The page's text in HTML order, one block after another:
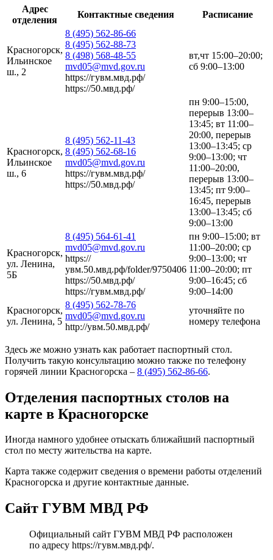
Адрес
отделения
Контактные сведения Расписание
Красногорск,
Ильинское
ш., 2
8 (495) 562-86-66
8 (495) 562-88-73
8 (498) 568-48-55
mvd05@mvd.gov.ru
https://гувм.мвд.рф/
https://50.мвд.рф/
вт,чт 15:00–20:00;
сб 9:00–13:00
Красногорск,
Ильинское
ш., 6
8 (495) 562-11-43
8 (495) 562-68-16
mvd05@mvd.gov.ru
https://гувм.мвд.рф/
https://50.мвд.рф/
пн 9:00–15:00,
перерыв 13:00–
13:45; вт 11:00–
20:00, перерыв
13:00–13:45; ср
9:00–13:00; чт
11:00–20:00,
перерыв 13:00–
13:45; пт 9:00–
16:45, перерыв
13:00–13:45; сб
9:00–13:00
Красногорск,
ул. Ленина,
5Б
8 (495) 564-61-41
mvd05@mvd.gov.ru
https://
увм.50.мвд.рф/folder/9750406
https://50.мвд.рф/
https://гувм.мвд.рф/
пн 9:00–15:00; вт
11:00–20:00; ср
9:00–13:00; чт
11:00–20:00; пт
9:00–16:45; сб
9:00–14:00
Красногорск,
ул. Ленина, 5
8 (495) 562-78-76
mvd05@mvd.gov.ru
http://увм.50.мвд.рф/
уточняйте по
номеру телефона
Здесь же можно узнать как работает паспортный стол.
Получить такую консультацию можно также по телефону
горячей линии Красногорска – 8 (495) 562-86-66.
Отделения паспортных столов на
карте в Красногорске
Иногда намного удобнее отыскать ближайший паспортный
стол по месту жительства на карте.
Карта также содержит сведения о времени работы отделений
Красногорска и другие контактные данные.
Сайт ГУВМ МВД РФ
Официальный сайт ГУВМ МВД РФ расположен
по адресу https://гувм.мвд.рф/.